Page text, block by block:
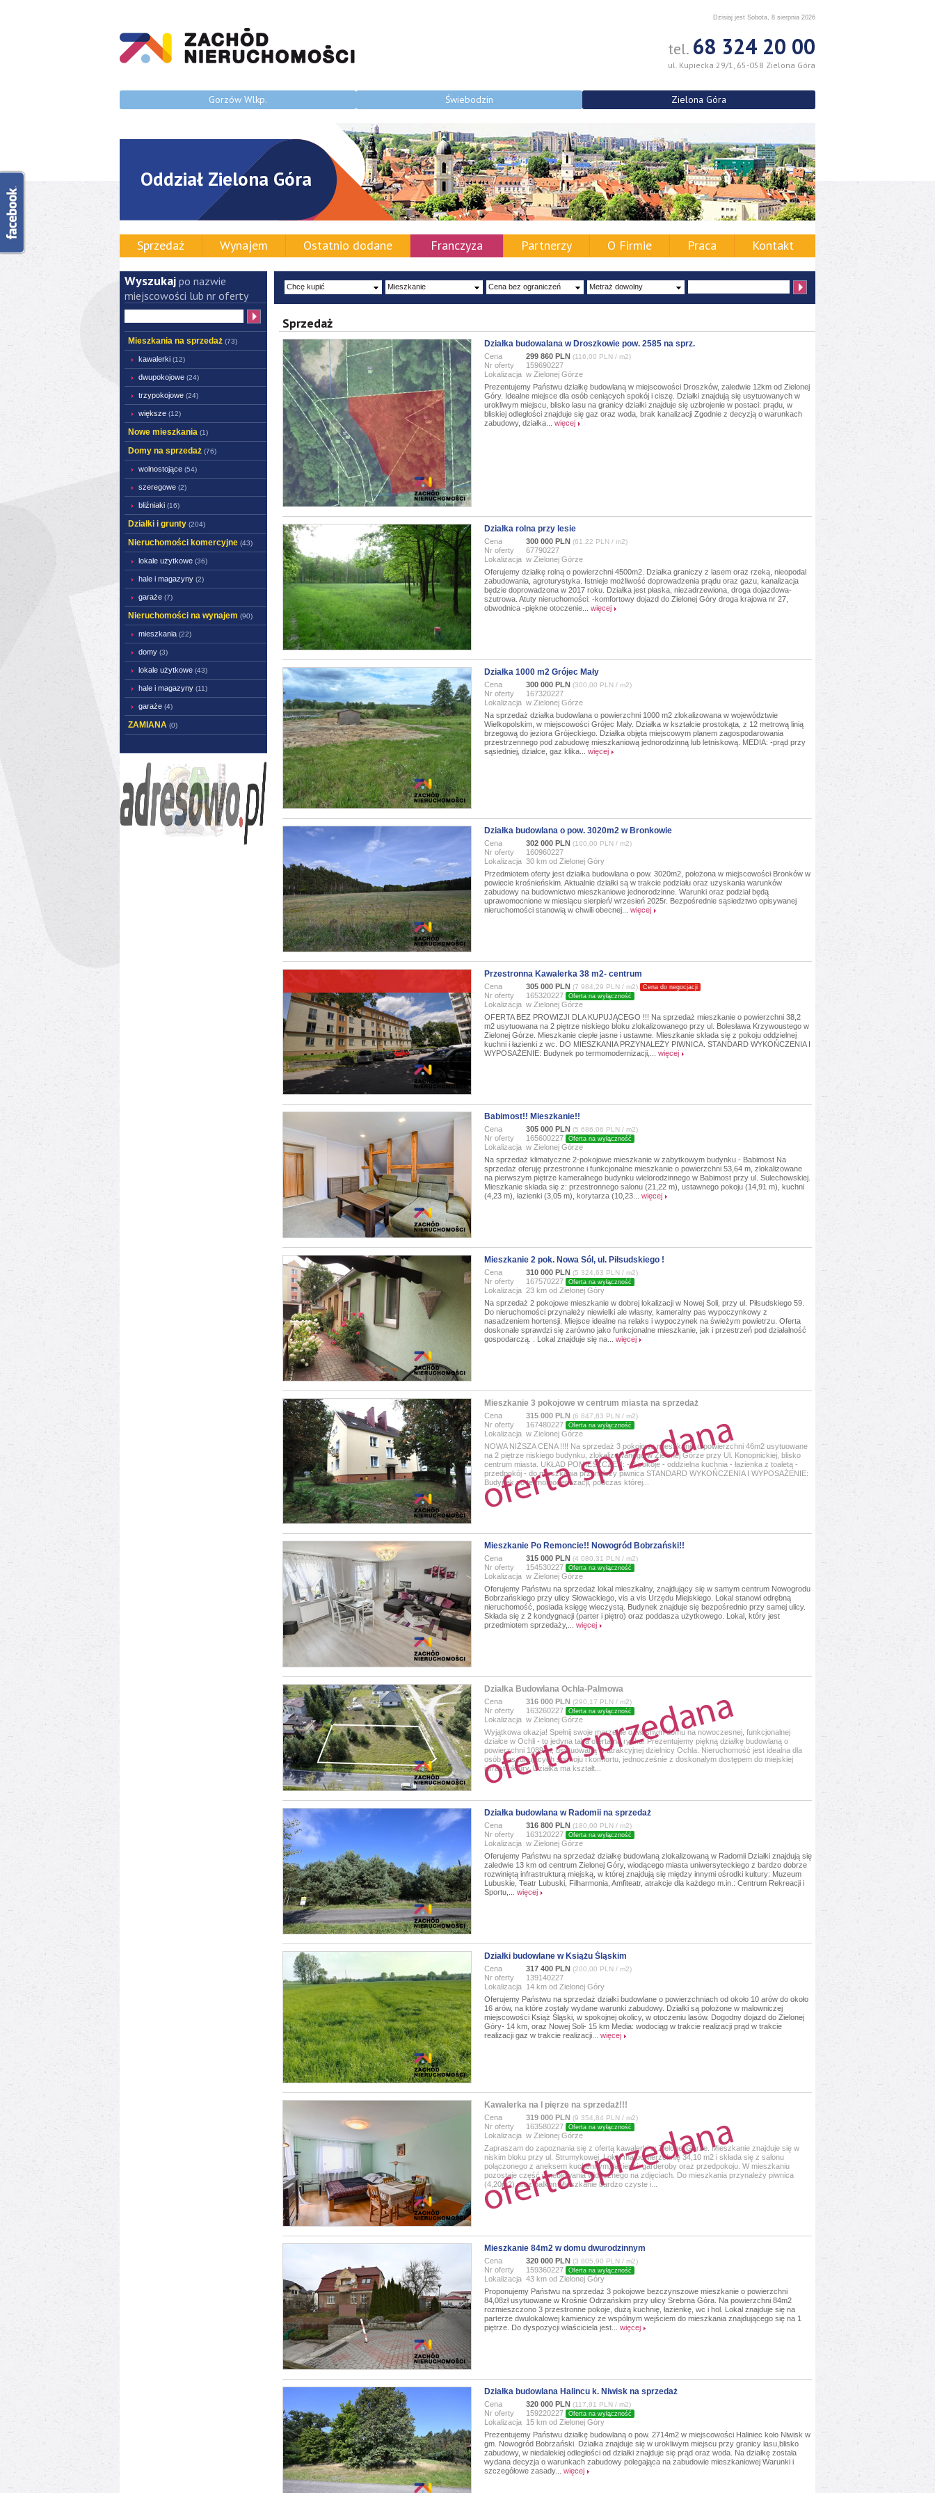
Dzisiaj jest Sobota, 8 sierpnia 2026
tel. 68 324 20 00
ul. Kupiecka 29/1, 65-058 Zielona Góra
Gorzów Wlkp. Świebodzin Zielona Góra
Oddział Zielona Góra
Sprzedaż Wynajem Ostatnio dodane Franczyza Partnerzy O Firmie Praca Kontakt
Wyszukaj po nazwie
miejscowości lub nr oferty
Mieszkania na sprzedaż (73)
kawalerki (12)
dwupokojowe (24)
trzypokojowe (24)
większe (12)
Nowe mieszkania (1)
Domy na sprzedaż (76)
wolnostojące (54)
szeregowe (2)
bliźniaki (16)
Działki i grunty (204)
Nieruchomości komercyjne (43)
lokale użytkowe (36)
hale i magazyny (2)
garaże (7)
Nieruchomości na wynajem (90)
mieszkania (22)
domy (3)
lokale użytkowe (43)
hale i magazyny (11)
garaże (4)
ZAMIANA (0)
Sprzedaż
Działka budowalana w Droszkowie pow. 2585 na sprz.
Cena 299 860 PLN (116,00 PLN / m2)
Nr oferty
159690227
Lokalizacja w Zielonej Górze
Prezentujemy Państwu działkę budowlaną w miejscowości Droszków, zaledwie 12km od Zielonej
Góry. Idealne miejsce dla osób ceniących spokój i ciszę. Działki znajdują się usytuowanych w
urokliwym miejscu, blisko lasu na granicy działki znajduje się uzbrojenie w postaci: prądu, w
bliskiej odległości znajduje się gaz oraz woda, brak kanalizacji Zgodnie z decyzją o warunkach
zabudowy, działka... więcej
Działka rolna przy lesie
Cena 300 000 PLN (61,22 PLN / m2)
Nr oferty
67790227
Lokalizacja w Zielonej Górze
Oferujemy działkę rolną o powierzchni 4500m2. Działka graniczy z lasem oraz rzeką, nieopodal
zabudowania, agroturystyka. Istnieje możliwość doprowadzenia prądu oraz gazu, kanalizacja
będzie doprowadzona w 2017 roku. Działka jest płaska, niezadrzewiona, droga dojazdowa-
szutrowa. Atuty nieruchomości: -komfortowy dojazd do Zielonej Góry droga krajowa nr 27,
obwodnica -piękne otoczenie... więcej
Działka 1000 m2 Grójec Mały
Cena 300 000 PLN (300,00 PLN / m2)
Nr oferty
167320227
Lokalizacja w Zielonej Górze
Na sprzedaż działka budowlana o powierzchni 1000 m2 zlokalizowana w województwie
Wielkopolskim, w miejscowości Grójec Mały. Działka w kształcie prostokąta, z 12 metrową linią
brzegową do jeziora Grójeckiego. Działka objęta miejscowym planem zagospodarowania
przestrzennego pod zabudowę mieszkaniową jednorodzinną lub letniskową. MEDIA: -prąd przy
sąsiedniej, działce, gaz klika... więcej
Działka budowlana o pow. 3020m2 w Bronkowie
Cena 302 000 PLN (100,00 PLN / m2)
Nr oferty
160960227
Lokalizacja 30 km od Zielonej Góry
Przedmiotem oferty jest działka budowlana o pow. 3020m2, położona w miejscowości Bronków w
powiecie krośnieńskim. Aktualnie działki są w trakcie podziału oraz uzyskania warunków
zabudowy na budownictwo mieszkaniowe jednorodzinne. Warunki oraz podział będą
uprawomocnione w miesiącu sierpień/ wrzesień 2025r. Bezpośrednie sąsiedztwo opisywanej
nieruchomości stanowią w chwili obecnej... więcej
Przestronna Kawalerka 38 m2- centrum
Cena 305 000 PLN (7 984,29 PLN / m2) Cena do negocjacji
Nr oferty 165320227 Oferta na wyłączność
Lokalizacja w Zielonej Górze
OFERTA BEZ PROWIZJI DLA KUPUJĄCEGO !!! Na sprzedaż mieszkanie o powierzchni 38,2
m2 usytuowana na 2 piętrze niskiego bloku zlokalizowanego przy ul. Bolesława Krzywoustego w
Zielonej Górze. Mieszkanie ciepłe jasne i ustawne. Mieszkanie składa się z pokoju oddzielnej
kuchni i łazienki z wc. DO MIESZKANIA PRZYNALEŻY PIWNICA. STANDARD WYKOŃCZENIA I
WYPOSAŻENIE: Budynek po termomodernizacji,... więcej
Babimost!! Mieszkanie!!
Cena 305 000 PLN (5 686,06 PLN / m2)
Nr oferty 165600227 Oferta na wyłączność
Lokalizacja w Zielonej Górze
Na sprzedaż klimatyczne 2-pokojowe mieszkanie w zabytkowym budynku - Babimost Na
sprzedaż oferuję przestronne i funkcjonalne mieszkanie o powierzchni 53,64 m, zlokalizowane
na pierwszym piętrze kameralnego budynku wielorodzinnego w Babimost przy ul. Sulechowskiej.
Mieszkanie składa się z: przestronnego salonu (21,22 m), ustawnego pokoju (14,91 m), kuchni
(4,23 m), łazienki (3,05 m), korytarza (10,23... więcej
Mieszkanie 2 pok. Nowa Sól, ul. Piłsudskiego !
Cena 310 000 PLN (5 324,63 PLN / m2)
Nr oferty 167570227 Oferta na wyłączność
Lokalizacja 23 km od Zielonej Góry
Na sprzedaż 2 pokojowe mieszkanie w dobrej lokalizacji w Nowej Soli, przy ul. Piłsudskiego 59.
Do nieruchomości przynależy niewielki ale własny, kameralny pas wypoczynkowy z
nasadzeniem hortensji. Miejsce idealne na relaks i wypoczynek na świeżym powietrzu. Oferta
doskonale sprawdzi się zarówno jako funkcjonalne mieszkanie, jak i przestrzeń pod działalność
gospodarczą. . Lokal znajduje się na... więcej
Mieszkanie 3 pokojowe w centrum miasta na sprzedaż
Cena 315 000 PLN (6 847,83 PLN / m2)
Nr oferty 167480227 Oferta na wyłączność
Lokalizacja w Zielonej Górze
NOWA NIŻSZA CENA !!!! Na sprzedaż 3 pokojowe mieszkanie o powierzchni 46m2 usytuowane
na 2 piętrze niskiego budynku, zlokalizowanego w Zielonej Górze przy Ul. Konopnickiej, blisko
centrum miasta. UKŁAD POMIESZCZEŃ: - 3 pokoje - oddzielna kuchnia - łazienka z toaletą -
przedpokój - do mieszkania przynależy piwnica STANDARD WYKOŃCZENIA I WYPOSAŻENIE:
Budynek po termomodernizacji, podczas której...
Mieszkanie Po Remoncie!! Nowogród Bobrzański!!
Cena 315 000 PLN (4 080,31 PLN / m2)
Nr oferty 154530227 Oferta na wyłączność
Lokalizacja w Zielonej Górze
Oferujemy Państwu na sprzedaż lokal mieszkalny, znajdujący się w samym centrum Nowogrodu
Bobrzańskiego przy ulicy Słowackiego, vis a vis Urzędu Miejskiego. Lokal stanowi odrębną
nieruchomość, posiada księgę wieczystą. Budynek znajduje się bezpośrednio przy samej ulicy.
Składa się z 2 kondygnacji (parter i piętro) oraz poddasza użytkowego. Lokal, który jest
przedmiotem sprzedaży,... więcej
Działka Budowlana Ochla-Palmowa
Cena 316 000 PLN (290,17 PLN / m2)
Nr oferty 163260227 Oferta na wyłączność
Lokalizacja w Zielonej Górze
Wyjątkowa okazja! Spełnij swoje marzenie o własnym domu na nowoczesnej, funkcjonalnej
działce w Ochli - to jedyna taka oferta na rynku! Prezentujemy piękną działkę budowlaną o
powierzchni 1089 m, usytuowaną w atrakcyjnej dzielnicy Ochla. Nieruchomość jest idealna dla
osób poszukujących spokoju i komfortu, jednocześnie z doskonałym dostępem do miejskiej
infrastruktury. Działka ma kształt...
Działka budowlana w Radomii na sprzedaż
Cena 316 800 PLN (180,00 PLN / m2)
Nr oferty 163120227 Oferta na wyłączność
Lokalizacja w Zielonej Górze
Oferujemy Państwu na sprzedaż działkę budowlaną zlokalizowaną w Radomii Działki znajdują się
zaledwie 13 km od centrum Zielonej Góry, wiodącego miasta uniwersyteckiego z bardzo dobrze
rozwiniętą infrastrukturą miejską, w której znajdują się między innymi ośrodki kultury: Muzeum
Lubuskie, Teatr Lubuski, Filharmonia, Amfiteatr, atrakcje dla każdego m.in.: Centrum Rekreacji i
Sportu,... więcej
Działki budowlane w Książu Śląskim
Cena 317 400 PLN (200,00 PLN / m2)
Nr oferty
139140227
Lokalizacja 14 km od Zielonej Góry
Oferujemy Państwu na sprzedaż działki budowlane o powierzchniach od około 10 arów do około
16 arów, na które zostały wydane warunki zabudowy. Działki są położone w malowniczej
miejscowości Książ Śląski, w spokojnej okolicy, w otoczeniu lasów. Dogodny dojazd do Zielonej
Góry- 14 km, oraz Nowej Soli- 15 km Media: wodociąg w trakcie realizacji prąd w trakcie
realizacji gaz w trakcie realizacji... więcej
Kawalerka na I pięrze na sprzedaż!!!
Cena 319 000 PLN (9 354,84 PLN / m2)
Nr oferty 163580227 Oferta na wyłączność
Lokalizacja w Zielonej Górze
Zapraszam do zapoznania się z ofertą kawalerki w Zielonej Górze. Mieszkanie znajduje się w
niskim bloku przy ul. Strumykowej. Lokal ma powierzchnię 34,10 m2 i składa się z salonu
połączonego z aneksem kuchennym, łazienki, garderoby oraz przedpokoju. W mieszkaniu
pozostaje część umeblowania widocznego na zdjęciach. Do mieszkania przynależy piwnica
(4,20m2) oraz balkon Mieszkanie bardzo czyste i...
Mieszkanie 84m2 w domu dwurodzinnym
Cena 320 000 PLN (3 805,90 PLN / m2)
Nr oferty 159360227 Oferta na wyłączność
Lokalizacja 43 km od Zielonej Góry
Proponujemy Państwu na sprzedaż 3 pokojowe bezczynszowe mieszkanie o powierzchni
84,08zł usytuowane w Krośnie Odrzańskim przy ulicy Srebrna Góra. Na powierzchni 84m2
rozmieszczono 3 przestronne pokoje, dużą kuchnię, łazienkę, wc i hol. Lokal znajduje się na
parterze dwulokalowej kamienicy ze wspólnym wejściem do mieszkania znajdującego się na 1
piętrze. Do dyspozycji właściciela jest... więcej
Działka budowlana Halincu k. Niwisk na sprzedaż
Cena 320 000 PLN (117,91 PLN / m2)
Nr oferty 159220227 Oferta na wyłączność
Lokalizacja 15 km od Zielonej Góry
Prezentujemy Państwu działkę budowlaną o pow. 2714m2 w miejscowości Haliniec koło Niwisk w
gm. Nowogród Bobrzański. Działka znajduje się w urokliwym miejscu przy granicy lasu,blisko
zabudowy, w niedalekiej odległości od działki znajduje się prąd oraz woda. Na działkę została
wydana decyzja o warunkach zabudowy polegająca na zabudowie mieszkaniowej Warunki i
szczegółowe zasady... więcej